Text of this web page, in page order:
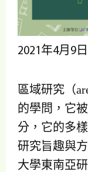
2021年4月9日
區域研究（
的學問，它
分，它的多
研究旨趣與
大學東南亞